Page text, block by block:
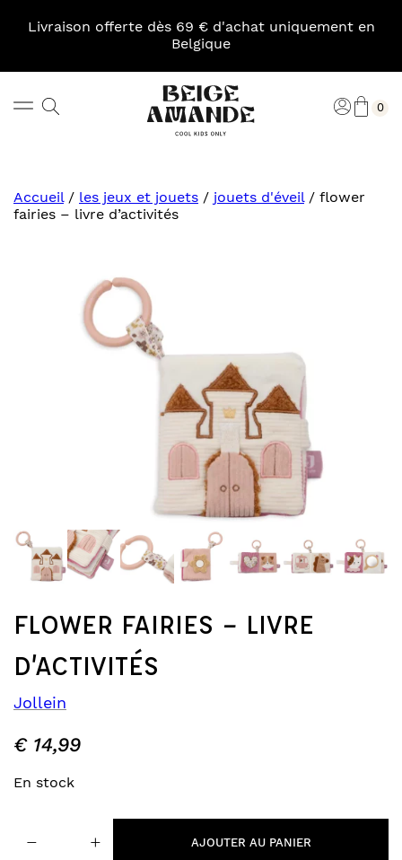
Livraison offerte dès 69 € d'achat uniquement en
Belgique
Rechercher 0
Accueil/ les jeux et jouets / jouets d'éveil/ flower
fairies – livre d’activités
FLOWER FAIRIES – LIVRE
D’ACTIVITÉS
Jollein
€14,99
En stock
de− + AJOUTER AU PANIER